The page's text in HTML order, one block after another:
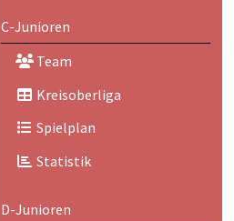
C-Junioren
Team
Kreisoberliga
Spielplan
Statistik
D-Junioren